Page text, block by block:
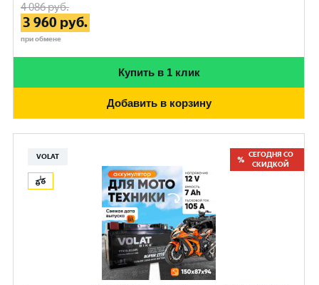
4 086руб.
3 960 руб.
при обмене
Купить в 1 клик
Добавить в корзину
VOLAT
СЕГОДНЯ СО
СКИДКОЙ